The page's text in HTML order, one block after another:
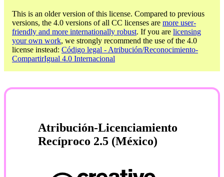
This is an older version of this license. Compared to previous
versions, the 4.0 versions of all CC licenses are more user-
friendly and more internationally robust. If you are licensing
your own work, we strongly recommend the use of the 4.0
license instead: Código legal - Atribución/Reconocimiento-
CompartirIgual 4.0 Internacional
Atribución-Licenciamiento
Recíproco 2.5 (México)